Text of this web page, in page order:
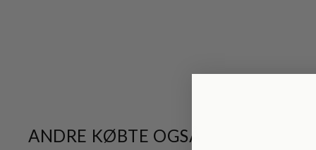
ANDRE KØBTE OGSÅ